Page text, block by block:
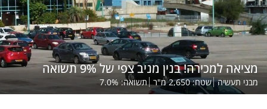
מציאה למכירה! בנין מניב צפי של 9% תשואה
מבני תעשיה שטח:2,650מ"ר תשואה: 7.0%